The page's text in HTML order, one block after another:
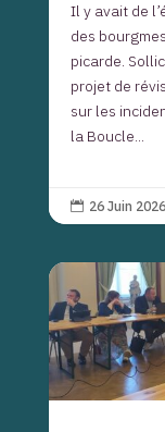
Il y avait de
des
picarde.
projet de
sur les
la Boucle...
 26 Juin 2026